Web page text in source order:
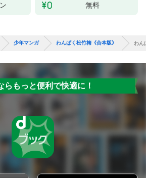
無料
少年マンガ わんぱく松竹梅《合本版》 わん
らもっと便利で快適に！